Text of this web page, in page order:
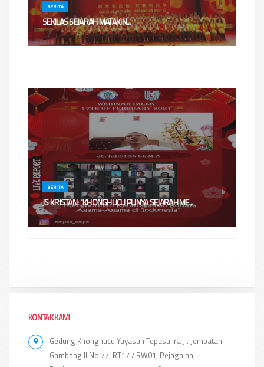
BERITA
​​SEKILAS SEJARAH MATAKIN...
(Catatan HUT MATAKIN 12 April bukan 16 April)DIRGAHAYU MATAKIN Ke-
BERITA
JS KRISTAN: "KHONGHUCU PUNYA SEJARAH ME...
Jakarta - Ketua Umum Generasi Muda Konghucu Indonesia (GEMAKU)
KONTAK KAMI
Gedung Khonghucu Yayasan Tepasalira Jl. Jembatan
Gambang II No 77, RT17 / RW01, Pejagalan,